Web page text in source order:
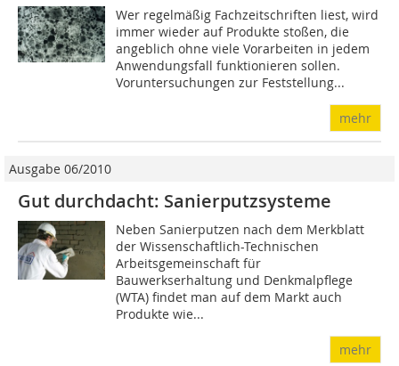
Wer regelmäßig Fachzeitschriften liest, wird
immer wieder auf Produkte stoßen, die
angeblich ohne viele Vorarbeiten in jedem
Anwendungsfall funktionieren sollen.
Voruntersuchungen zur Feststellung...
mehr
Ausgabe 06/2010
Gut durchdacht: Sanierputzsysteme
Neben Sanierputzen nach dem Merkblatt
der Wissenschaftlich-Technischen
Arbeitsgemeinschaft für
Bauwerkserhaltung und Denkmalpflege
(WTA) findet man auf dem Markt auch
Produkte wie...
mehr